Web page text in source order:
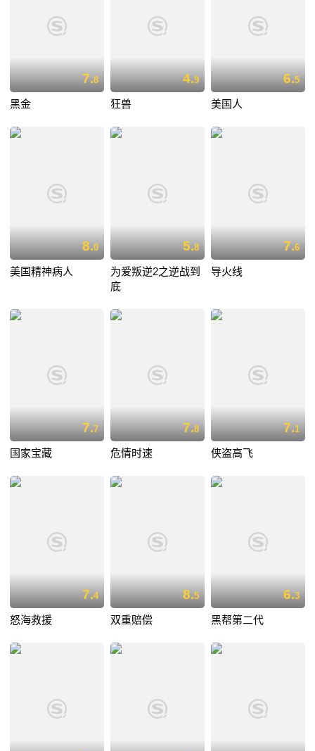
7.8
黑金
4.9
狂兽
6.5
美国人
8.0
美国精神病人
5.8
为爱叛逆2之逆战到
底
7.6
导火线
7.7
国家宝藏
7.8
危情时速
7.1
侠盗高飞
7.4
怒海救援
8.5
双重赔偿
6.3
黑帮第二代